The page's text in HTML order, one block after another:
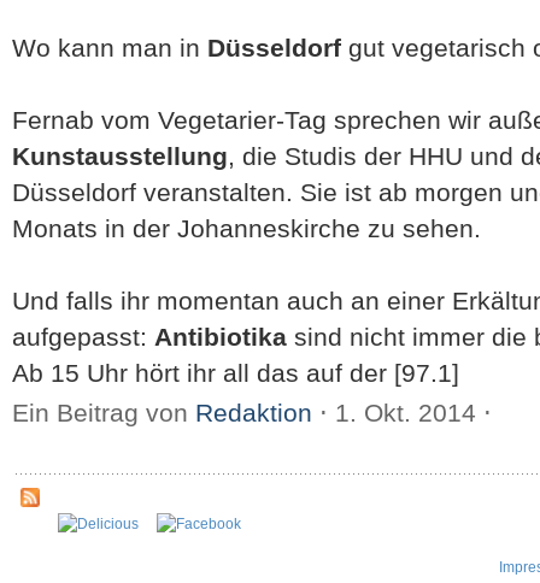
Wo kann man in Düsseldorf gut vegetarisch
Fernab vom Vegetarier-Tag sprechen wir
Kunstausstellung, die Studis der HHU und
Düsseldorf veranstalten. Sie ist ab morgen
Monats in der Johanneskirche zu sehen.
Und falls ihr momentan auch an einer
aufgepasst: Antibiotika sind nicht immer die
Ab 15 Uhr hört ihr all das auf der [97.1]
Ein Beitrag von Redaktion ⋅ 1. Okt. 2014 ⋅